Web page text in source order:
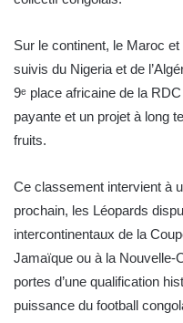
Sur le continent, le Maroc
suivis du Nigeria et de
9ᵉ place africaine de la
payante et un projet à long
fruits.
Ce classement intervient à
prochain, les Léopards
intercontinentaux de la
Jamaïque ou à la Nouvelle-
portes d’une qualification
puissance du football